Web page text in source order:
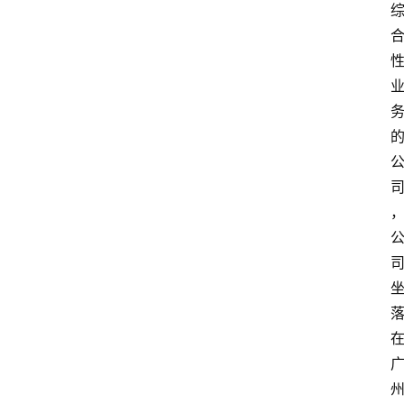
综
合
性
业
务
的
公
司
，
公
司
坐
落
在
广
州